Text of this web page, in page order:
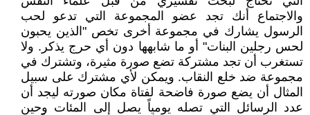
والاجتماع أنك تجد عضو المجموعة التي تدعو لحب
الرسول يشارك في مجموعة أخرى تخص "الذين يحبون
لحس رجلين البنات" أو ما شابهها دون أي حرج يذكر. ولا
تستغرب أن تجد مشتركة تضع صورة مثيرة، وتشترك في
مجموعة ضد خلع النقاب. ويمكن لأي مشترك على سبيل
المثال أن يضع صورة فاضحة لفتاة مكان صورته ليجد أن
عدد الرسائل التي تصله يومياً يصل إلى المئات وحين